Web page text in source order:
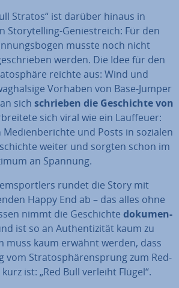
Stratos“ ist darüber hinaus in
Sto­rytel­ling-Ge­nie­streich: Für den
musste noch nicht
werden. Die Idee für den
reichte aus: Wind und
Vorhaben von Base-Jumper
sich schrieben die Ge­schich­te von
sich viral wie ein Lauffeuer:
und Posts in sozialen
weiter und sorgten schon im
an Spannung.
rundet die Story mit
Happy End ab – das alles ohne
nimmt die Ge­schich­te do­ku­men­
ist so an Au­then­ti­zi­tät kaum zu
muss kaum erwähnt werden, dass
vom Stra­to­sphä­ren­sprung zum Red-
ist: „Red Bull verleiht Flügel“.